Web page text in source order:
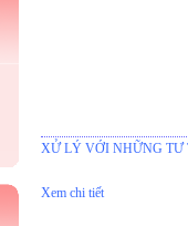
XỬ LÝ VỚI NHỮNG TƯ
Xem chi tiết